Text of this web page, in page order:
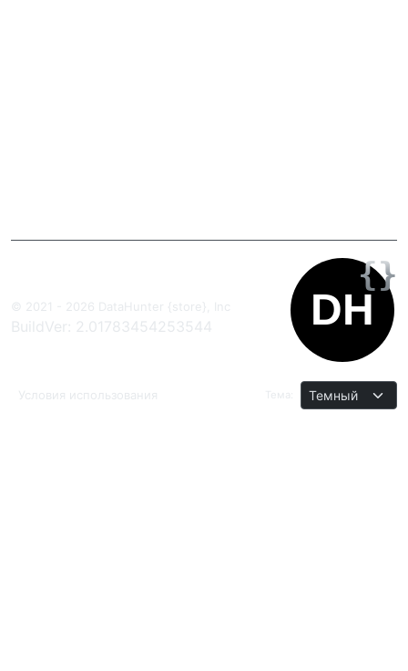
© 2021 - 2026 DataHunter {store}, Inc
BuildVer: 2.01783454253544
Условия использования Тема: